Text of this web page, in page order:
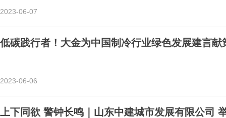
2023-06-07
低碳践行者！大金为中国制冷行业绿色发展建言献
2023-06-06
上下同欲 警钟长鸣｜山东中建城市发展有限公司